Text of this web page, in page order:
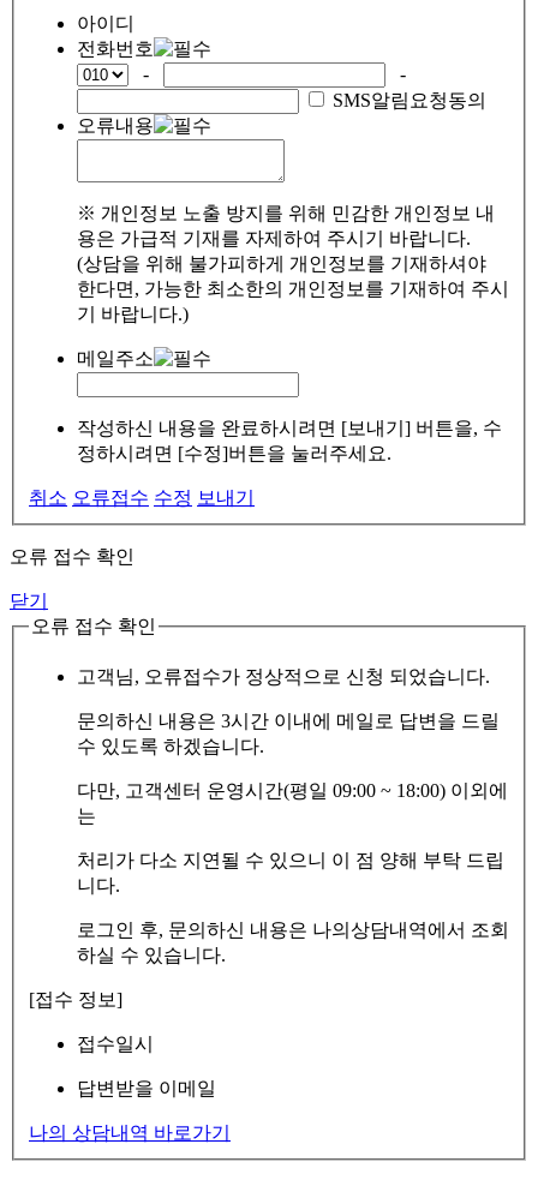
아이디
전화번호
-
-
SMS알림요청동의
오류내용
※ 개인정보 노출 방지를 위해 민감한 개인정보 내
용은 가급적 기재를 자제하여 주시기 바랍니다.
(상담을 위해 불가피하게 개인정보를 기재하셔야
한다면, 가능한 최소한의 개인정보를 기재하여 주시
기 바랍니다.)
메일주소
작성하신 내용을 완료하시려면 [보내기] 버튼을, 수
정하시려면 [수정]버튼을 눌러주세요.
취소 오류접수 수정 보내기
오류 접수 확인
닫기
오류 접수 확인
고객님, 오류접수가 정상적으로 신청 되었습니다.
문의하신 내용은 3시간 이내에 메일로 답변을 드릴
수 있도록 하겠습니다.
다만, 고객센터 운영시간(평일 09:00 ~ 18:00) 이외에
는
처리가 다소 지연될 수 있으니 이 점 양해 부탁 드립
니다.
로그인 후, 문의하신 내용은 나의상담내역에서 조회
하실 수 있습니다.
[접수 정보]
접수일시
답변받을 이메일
나의 상담내역 바로가기